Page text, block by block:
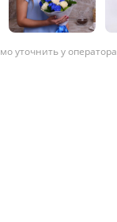
уточнить у оператора